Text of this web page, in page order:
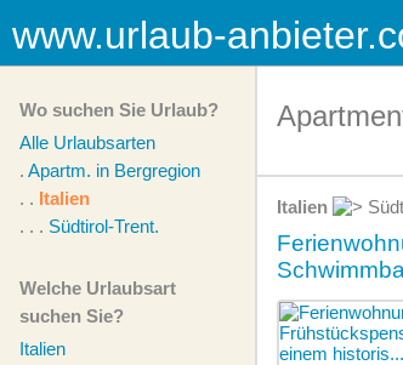
www.urlaub-
Wo suchen Sie Urlaub?
Alle Urlaubsarten
. Apartm. in Bergregion
. . Italien
. . . Südtirol-Trent.
Welche Urlaubsart
suchen Sie?
Italien
Italien